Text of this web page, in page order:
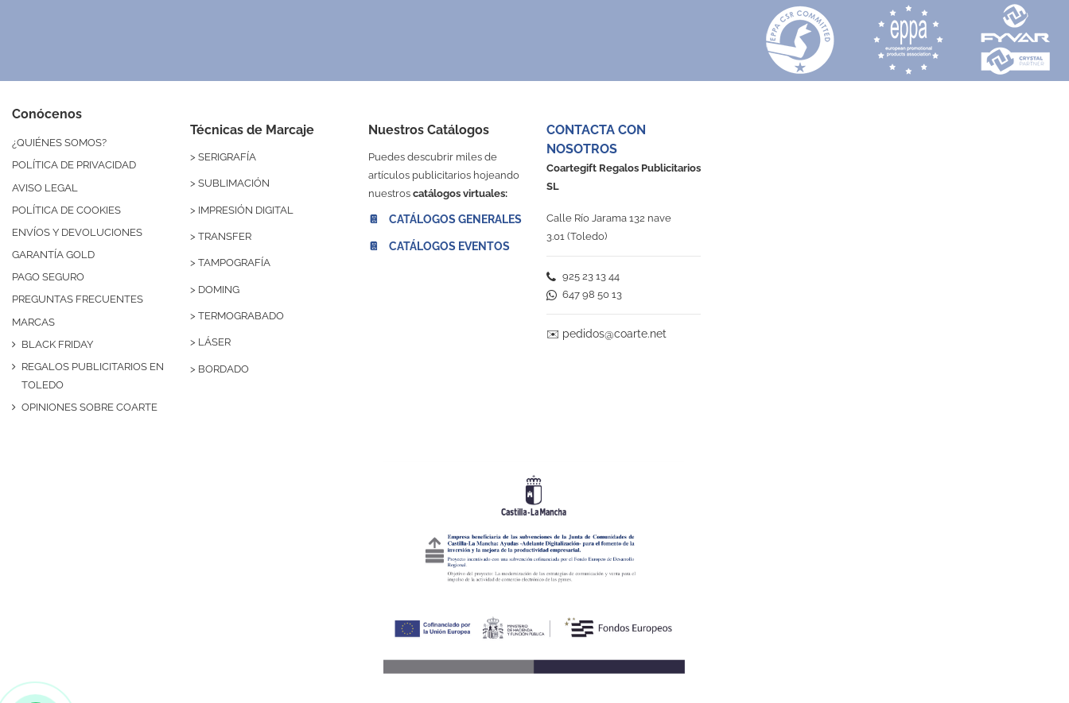
Conócenos
¿QUIÉNES SOMOS?
POLÍTICA DE PRIVACIDAD
AVISO LEGAL
POLÍTICA DE COOKIES
ENVÍOS Y DEVOLUCIONES
GARANTÍA GOLD
PAGO SEGURO
PREGUNTAS FRECUENTES
MARCAS
BLACK FRIDAY
REGALOS PUBLICITARIOS EN
TOLEDO
OPINIONES SOBRE COARTE
Técnicas de Marcaje
> SERIGRAFÍA
> SUBLIMACIÓN
> IMPRESIÓN DIGITAL
> TRANSFER
> TAMPOGRAFÍA
> DOMING
> TERMOGRABADO
> LÁSER
> BORDADO
Nuestros Catálogos
Puedes descubrir miles de
artículos publicitarios hojeando
nuestros catálogos virtuales:
📔 CATÁLOGOS GENERALES
📔 CATÁLOGOS EVENTOS
CONTACTA CON
NOSOTROS
Coartegift Regalos Publicitarios
SL
Calle Río Jarama 132 nave
3.01 (Toledo)
925 23 13 44
647 98 50 13
✉️ pedidos@coarte.net